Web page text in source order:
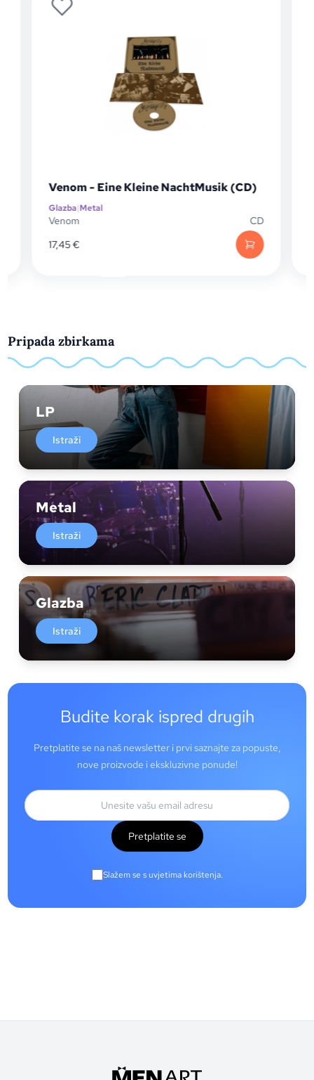
Venom - Eine Kleine NachtMusik (CD)
Glazba|Metal
Venom
CD
17,45€
Pripada zbirkama
LP
Istraži
Metal
Istraži
Glazba
Istraži
Budite korak ispred drugih
Pretplatite se na naš newsletter i prvi saznajte za popuste,
nove proizvode i ekskluzivne ponude!
Pretplatite se
Slažem se s uvjetima korištenja.